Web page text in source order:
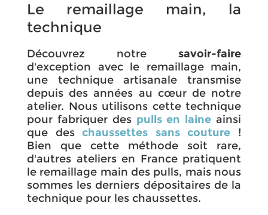
Le remaillage main, la
technique
Découvrez notre savoir-faire
d'exception avec le remaillage main,
une technique artisanale transmise
depuis des années au cœur de notre
atelier. Nous utilisons cette technique
pour fabriquer des pulls en laine ainsi
que des chaussettes sans couture
!
Bien que cette méthode soit rare,
d'autres ateliers en France pratiquent
le remaillage main des pulls, mais nous
sommes les derniers dépositaires de la
technique pour les chaussettes.